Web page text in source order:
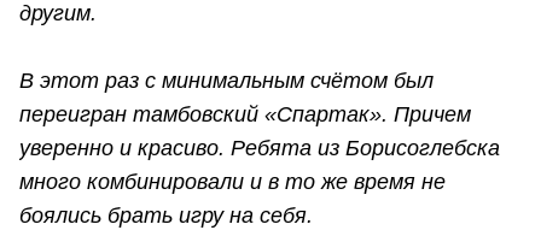
другим.
В этот раз с минимальным счётом был
переигран тамбовский «Спартак». Причем
уверенно и красиво. Ребята из Борисоглебска
много комбинировали и в то же время не
боялись брать игру на себя.